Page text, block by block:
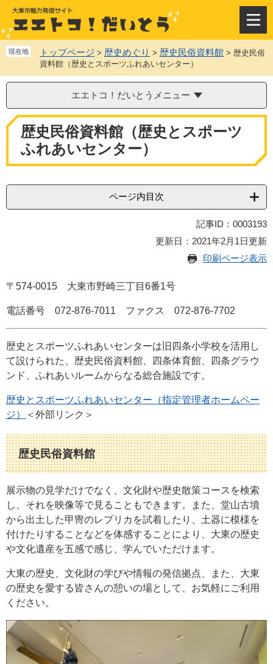
ジ
の
先
で
。
ュ
ー
を
ば
て
本
メ
ニ
ュ
ー
現在地 トップページ > 歴史めぐり > 歴史民俗資料館 > 歴史民俗
資料館（歴史とスポーツふれあいセンター）
エエトコ！だいとうメニュー
本
歴史民俗資料館（歴史とスポーツ
ふれあいセンター）
ページ内目次
記事ID：0003193
更新日：2021年2月1日更新
印刷ページ表示
〒574-0015 大東市野崎三丁目6番1号
電話番号 072-876-7011 ファクス 072-876-7702
歴史とスポーツふれあいセンターは旧四条小学校を活用し
て設けられた、歴史民俗資料館、四条体育館、四条グラウ
ンド、ふれあいルームからなる総合施設です。
歴史とスポーツふれあいセンター（指定管理者ホームペー
ジ）
＜外部リンク＞
歴史民俗資料館
展示物の見学だけでなく、文化財や歴史散策コースを検索
し、それを映像等で見ることもできます。また、堂山古墳
から出土した甲冑のレプリカを試着したり、土器に模様を
付けたりすることなどを体感することにより、大東の歴史
や文化遺産を五感で感じ、学んでいただけます。
大東の歴史、文化財の学びや情報の発信拠点、また、大東
の歴史を愛する皆さんの憩いの場として、お気軽にご利用
ください。